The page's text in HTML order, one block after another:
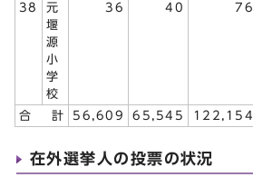
38
元
堰
源
小
学
校
36 40 76
合 計 56,609 65,545 122,154
在外選挙人の投票の状況